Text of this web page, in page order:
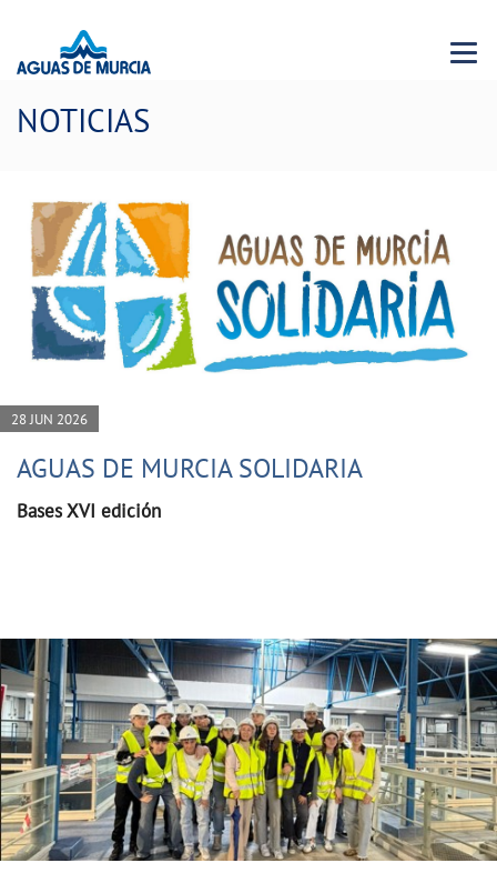
Menu
NOTICIAS
28 JUN 2026
AGUAS DE MURCIA SOLIDARIA
Bases XVI edición
Conocer para valorar